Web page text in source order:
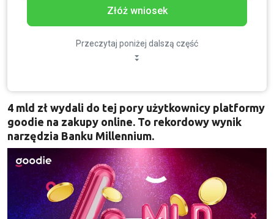
Złóż wniosek
Przeczytaj poniżej dalszą część
4 mld zł wydali do tej pory użytkownicy platformy
goodie na zakupy online. To rekordowy wynik
narzędzia Banku Millennium.